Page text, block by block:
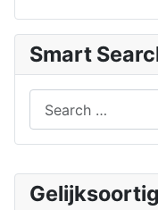
Smart
Type 2 or more